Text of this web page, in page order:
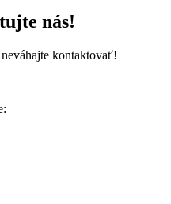
nás!
kontaktovať!